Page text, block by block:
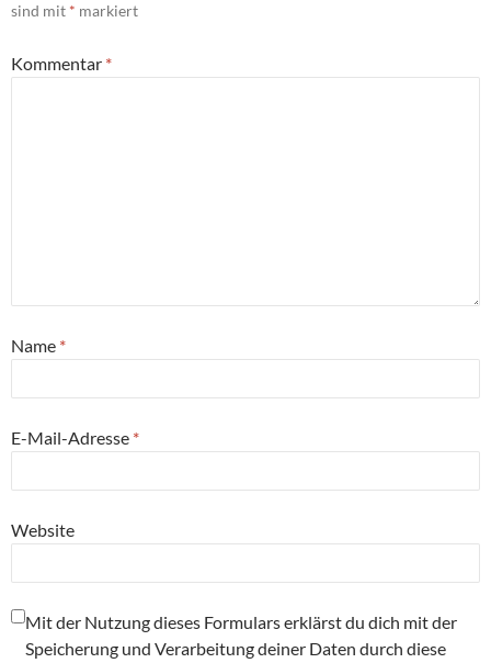
sind mit * markiert
Kommentar *
Name *
E-Mail-Adresse *
Website
Mit der Nutzung dieses Formulars erklärst du dich mit der
Speicherung und Verarbeitung deiner Daten durch diese